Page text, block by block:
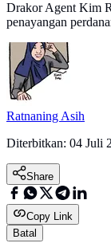
Drakor Agent Kim
penayangan
Ratnaning Asih
Diterbitkan: 04 Juli
Share
Copy Link
Batal